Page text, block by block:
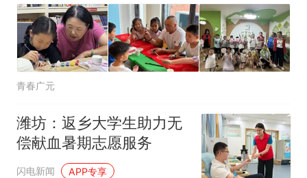
青春广元
潍坊：返乡大学生助力无
偿献血暑期志愿服务
闪电新闻 APP专享